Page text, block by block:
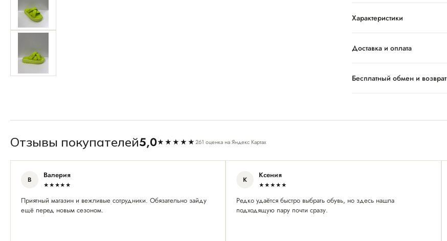
Характеристики
Доставка и оплата
Бесплатный обмен и возврат
Отзывы покупателей5,0★★★★★261 оценка на Яндекс Картах
В Валерия
★★★★★
Приятный магазин и вежливые сотрудники. Обязательно зайду
ещё перед новым сезоном.
К Ксения
★★★★★
Редко удаётся быстро выбрать обувь, но здесь нашла
подходящую пару почти сразу.